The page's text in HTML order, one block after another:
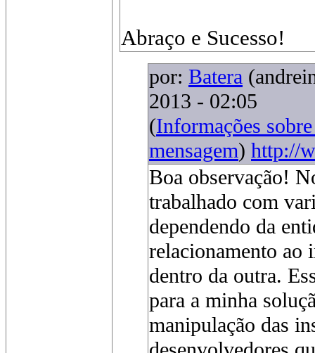
Abraço e Sucesso!
por: Batera
2013 - 02:05
(Informações
mensagem) http://
Boa observação!
trabalhado com
dependendo da
relacionamento ao
dentro da outra.
para a minha
manipulação das